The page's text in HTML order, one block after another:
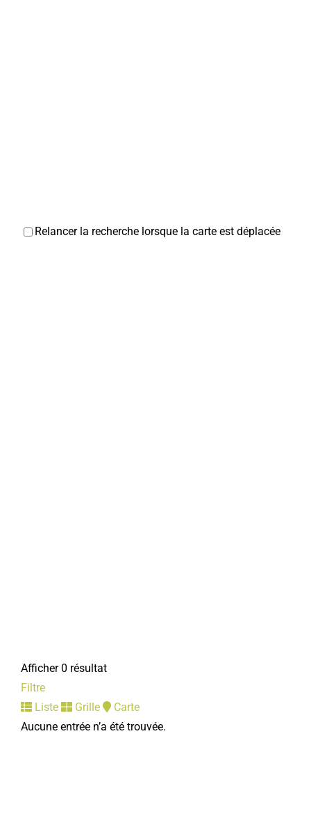
Relancer la recherche lorsque la carte est déplacée
Afficher 0 résultat
Filtre
Liste
Grille
Carte
Aucune entrée n’a été trouvée.